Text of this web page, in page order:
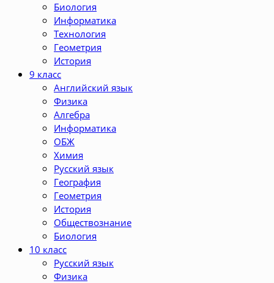
Биология
Информатика
Технология
Геометрия
История
9 класс
Английский язык
Физика
Алгебра
Информатика
ОБЖ
Химия
Русский язык
География
Геометрия
История
Обществознание
Биология
10 класс
Русский язык
Физика